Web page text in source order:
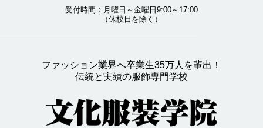
受付時間：月曜日～金曜日9:00～17:00
（休校日を除く）
ファッション業界へ卒業生35万人を輩出！
伝統と実績の服飾専門学校